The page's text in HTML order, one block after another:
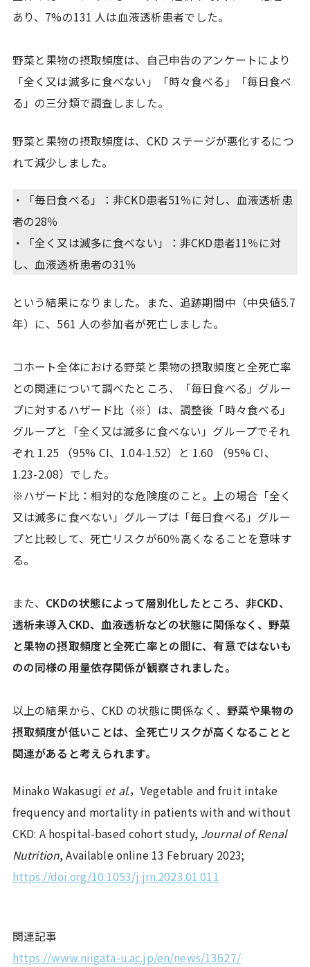
あり、7%の131 人は血液透析患者でした。
野菜と果物の摂取頻度は、自己申告のアンケートにより
「全く又は滅多に食べない」「時々食べる」「毎日食べ
る」の三分類で調査しました。
野菜と果物の摂取頻度は、CKD ステージが悪化するにつ
れて減少しました。
・「毎日食べる」：非CKD患者51％に対し、血液透析患
者の28％
・「全く又は滅多に食べない」：非CKD患者11％に対
し、血液透析患者の31％
という結果になりました。また、追跡期間中（中央値5.7
年）に、561 人の参加者が死亡しました。
コホート全体における野菜と果物の摂取頻度と全死亡率
との関連について調べたところ、「毎日食べる」グルー
プに対するハザード比（※）は、調整後「時々食べる」
グループと「全く又は滅多に食べない」グループでそれ
ぞれ 1.25 （95% CI、1.04-1.52）と 1.60 （95% CI、
1.23-2.08）でした。
※ハザード比：相対的な危険度のこと。上の場合「全く
又は滅多に食べない」グループは「毎日食べる」グルー
プと比較して、死亡リスクが60％高くなることを意味す
る。
また、 CKDの状態によって層別化したところ、非CKD、
透析未導入CKD、血液透析などの状態に関係なく、野菜
と果物の摂取頻度と全死亡率との間に、有意ではないも
のの同様の用量依存関係が観察されました。
以上の結果から、CKD の状態に関係なく、 野菜や果物の
摂取頻度が低いことは、全死亡リスクが高くなることと
関連があると考えられます。
Minako Wakasugi et al.，Vegetable and fruit intake
frequency and mortality in patients with and without
CKD: A hospital-based cohort study, Journal of Renal
Nutrition, Available online 13 February 2023;
https://doi.org/10.1053/j.jrn.2023.01.011
関連記事
https://www.niigata-u.ac.jp/en/news/13627/